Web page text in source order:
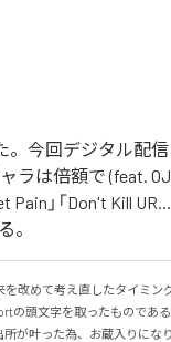
。今回デジタル配
ラは倍額で (feat.
Pain」「Don't Kill
。
改めて考え直したタイミン
の頭文字を取ったものであ
が叶った為、お蔵入りにな